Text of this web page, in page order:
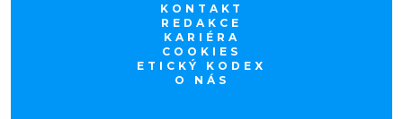
KONTAKT
REDAKCE
KARIÉRA
COOKIES
ETICKÝ KODEX
O NÁS